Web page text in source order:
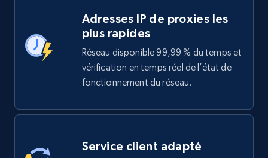
Adresses IP de proxies les
plus rapides
Réseau disponible 99,99 % du temps et
vérification en temps réel de l’état de
fonctionnement du réseau.
Service client adapté